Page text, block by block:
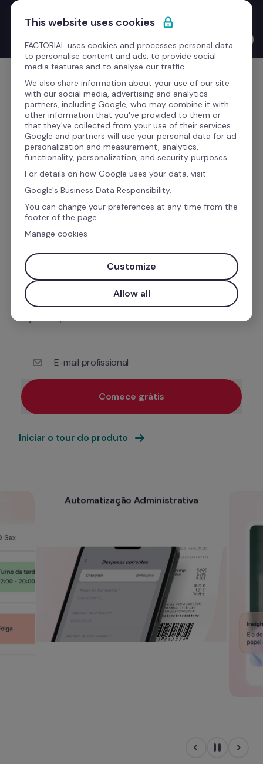
Saltar para o conteúdo
Novo Product Launches with the CEO: o Bernat Farrero
finalmente fala a tua língua. Literalmente — graças à IA.
Comece grátis
A IA transformou-nos. Veja como.
O software de gestão que
reúne tudo o que precisa
para gerir a sua equipa.
potenciado pelo Factorial
que unifica os
processos de gestão de tempo, talento e
finanças. Tudo num só lugar, para que o foco
E-mail profissional
Comece grátis
Iniciar o tour do produto
Automatização Administrativa
This website uses cookies
FACTORIAL uses cookies and processes personal data
to personalise content and ads, to provide social
media features and to analyse our traffic.
We also share information about your use of our site
with our social media, advertising and analytics
partners, including Google, who may combine it with
other information that you've provided to them or
that they've collected from your use of their services.
Google and partners will use your personal data for ad
personalization and measurement, analytics,
functionality, personalization, and security purposes.
For details on how Google uses your data, visit:
Google's Business Data Responsibility.
You can change your preferences at any time from the
footer of the page.
Manage cookies
Customize
Allow all